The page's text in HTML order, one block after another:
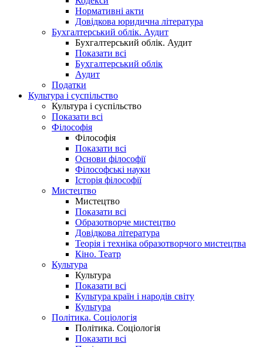
Нормативні акти
Довідкова юридична література
Бухгалтерський облік. Аудит
Бухгалтерський облік. Аудит
Показати всі
Бухгалтерський облік
Аудит
Податки
Культура і суспільство
Культура і суспільство
Показати всі
Філософія
Філософія
Показати всі
Основи філософії
Філософські науки
Історія філософії
Мистецтво
Мистецтво
Показати всі
Образотворче мистецтво
Довідкова література
Теорія і техніка образотворчого мистецтва
Кіно. Театр
Культура
Культура
Показати всі
Культура країн і народів світу
Культура
Політика. Соціологія
Політика. Соціологія
Показати всі